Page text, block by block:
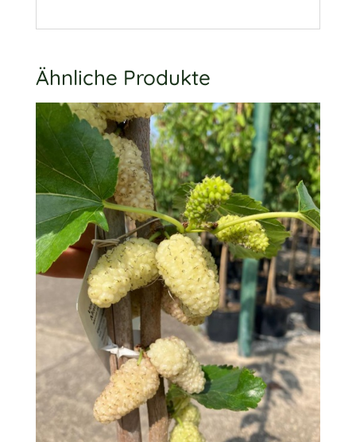
Ähnliche Produkte